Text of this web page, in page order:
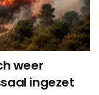
weer
ingezet